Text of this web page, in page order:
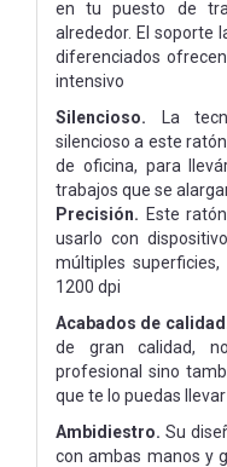
en tu puesto de
alrededor. El soporte
diferenciados
intensivo
Silencioso. La
silencioso a este
de oficina, para
trabajos que se
Precisión. Este
usarlo con
múltiples
1200 dpi
Acabados de
de gran calidad,
profesional sino
que te lo puedas
Ambidiestro. Su
con ambas manos y